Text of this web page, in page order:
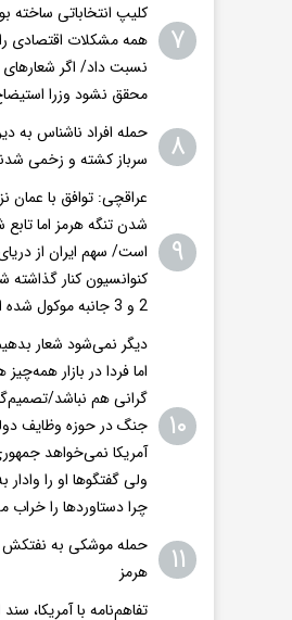
۷
کلیپ انتخاباتی ساخته
همه مشکلات اقتصادی
نسبت داد/ اگر
محقق نشود وزرا
۸
سرباز کشته و زخمی
۹
عراقچی: توافق با عمان
شدن تنگه هرمز اما
است/ سهم ایران از
کنوانسیون کنار گذاشته
2 و 3 جانبه موکول شده است
۱۰
دیگر نمی‌شود شعار
اما فردا در بازار
گرانی هم نباشد/
جنگ در حوزه وظایف
آمریکا نمی‌خواهد
ولی گفتگوها او را
چرا دستاوردها را خراب
۱۱
حمله موشکی به نفتکش
هرمز
تفاهم‌نامه با آمریکا، سند